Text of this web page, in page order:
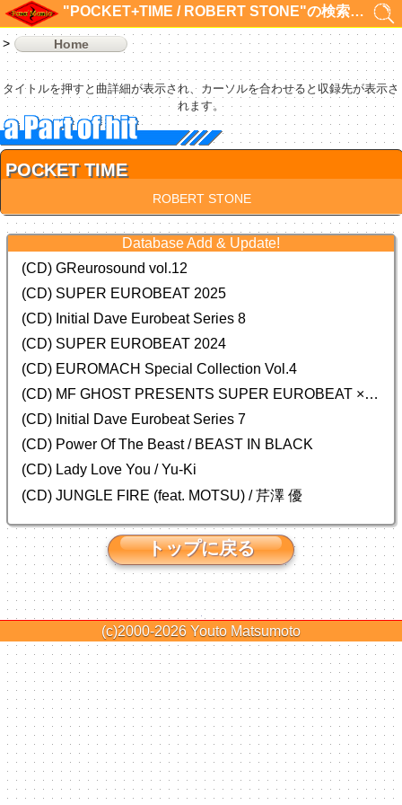
"POCKET+TIME / ROBERT STONE"の検索結果 1件
Home
タイトルを押すと曲詳細が表示され、カーソルを合わせると収録先が表示さ
れます。
POCKET TIME
ROBERT STONE
Database Add & Update!
(CD) GReurosound vol.12
(CD) SUPER EUROBEAT 2025
(CD) Initial Dave Eurobeat Series 8
(CD) SUPER EUROBEAT 2024
(CD) EUROMACH Special Collection Vol.4
(CD) MF GHOST PRESENTS SUPER EUROBEAT × ORIGINAL SOUNDTRACK NEW COLLECTION
(CD) Initial Dave Eurobeat Series 7
(CD) Power Of The Beast / BEAST IN BLACK
(CD) Lady Love You / Yu-Ki
(CD) JUNGLE FIRE (feat. MOTSU) / 芹澤 優
トップに戻る
(c)2000-2026 Youto Matsumoto